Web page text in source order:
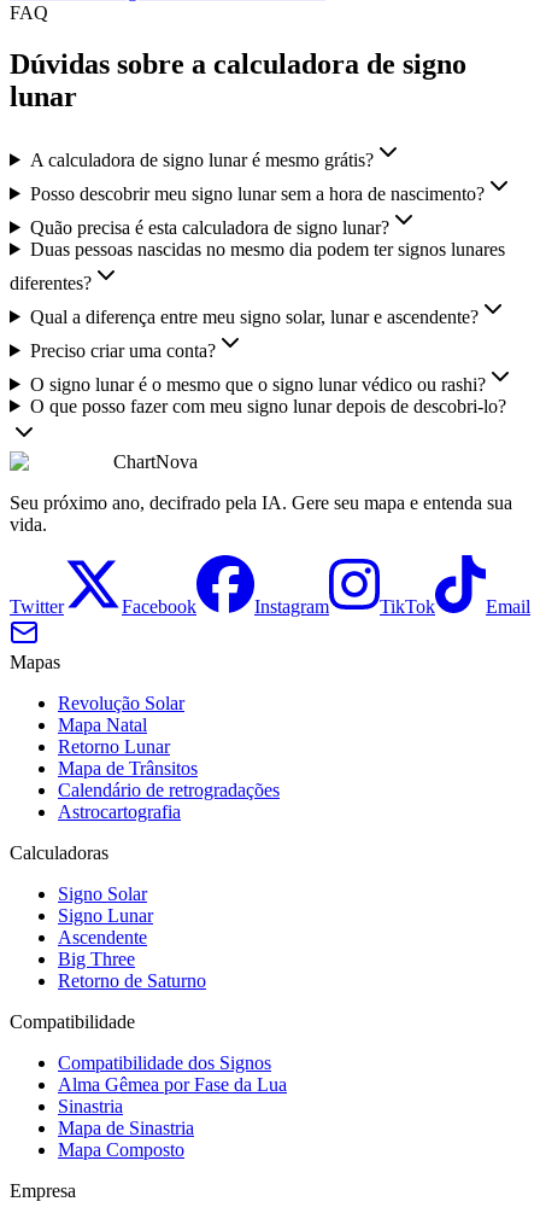
FAQ
Dúvidas sobre a calculadora de signo
lunar
A calculadora de signo lunar é mesmo grátis?
Posso descobrir meu signo lunar sem a hora de nascimento?
Quão precisa é esta calculadora de signo lunar?
Duas pessoas nascidas no mesmo dia podem ter signos lunares
diferentes?
Qual a diferença entre meu signo solar, lunar e ascendente?
Preciso criar uma conta?
O signo lunar é o mesmo que o signo lunar védico ou rashi?
O que posso fazer com meu signo lunar depois de descobri-lo?
ChartNova
Seu próximo ano, decifrado pela IA. Gere seu mapa e entenda sua
vida.
Twitter Facebook Instagram TikTok Email
Mapas
Revolução Solar
Mapa Natal
Retorno Lunar
Mapa de Trânsitos
Calendário de retrogradações
Astrocartografia
Calculadoras
Signo Solar
Signo Lunar
Ascendente
Big Three
Retorno de Saturno
Compatibilidade
Compatibilidade dos Signos
Alma Gêmea por Fase da Lua
Sinastria
Mapa de Sinastria
Mapa Composto
Empresa